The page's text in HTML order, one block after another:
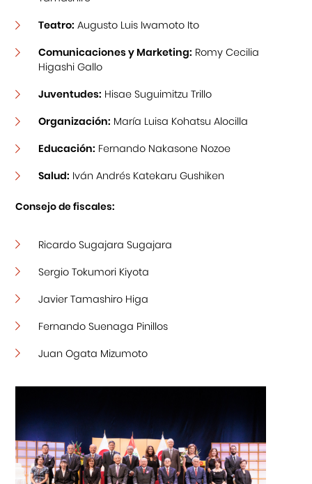
Teatro: Augusto Luis Iwamoto Ito
Comunicaciones y Marketing: Romy Cecilia
Higashi Gallo
Juventudes: Hisae Suguimitzu Trillo
Organización: María Luisa Kohatsu Alocilla
Educación: Fernando Nakasone Nozoe
Salud: Iván Andrés Katekaru Gushiken
Consejo de fiscales:
Ricardo Sugajara Sugajara
Sergio Tokumori Kiyota
Javier Tamashiro Higa
Fernando Suenaga Pinillos
Juan Ogata Mizumoto